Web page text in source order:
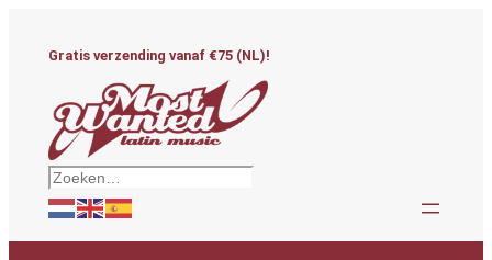
Gratis verzending vanaf €75 (NL)!
Zoeken